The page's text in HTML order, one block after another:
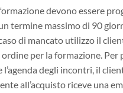
devono essere
termine massimo di 90
di mancato utilizzo il
per la formazione. Per
l’agenda degli incontri, il
all’acquisto riceve una